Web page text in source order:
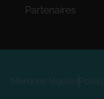
Partenaires
Mentions légales